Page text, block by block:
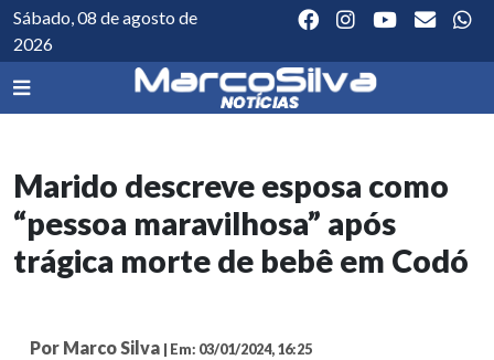
Sábado, 08 de agosto de
2026
Marido descreve esposa como
“pessoa maravilhosa” após
trágica morte de bebê em Codó
Por Marco Silva | Em: 03/01/2024, 16:25